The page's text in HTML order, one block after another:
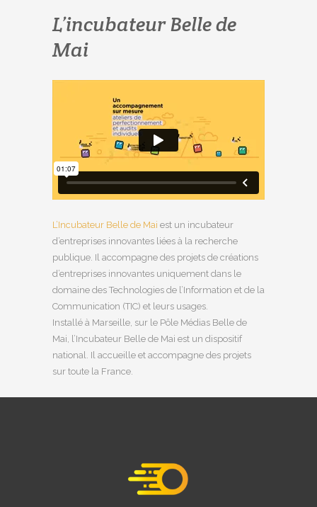
L’incubateur Belle de
Mai
L’Incubateur Belle de Mai est un incubateur
d’entreprises innovantes liées à la recherche
publique. Il accompagne des projets de créations
d’entreprises innovantes uniquement dans le
domaine des Technologies de l’Information et de la
Communication (TIC) et leurs usages.
Installé à Marseille, sur le Pôle Médias Belle de
Mai, l’Incubateur Belle de Mai est un dispositif
national. Il accueille et accompagne des projets
sur toute la France.